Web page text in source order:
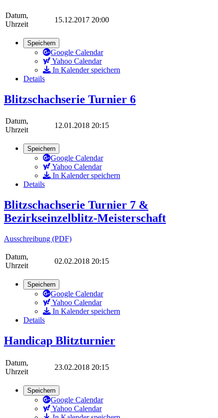
Datum,
Uhrzeit
15.12.2017 20:00
Speichern
Google Calendar
Yahoo Calendar
In Kalender speichern
Details
Blitzschachserie Turnier 6
Datum,
Uhrzeit
12.01.2018 20:15
Speichern
Google Calendar
Yahoo Calendar
In Kalender speichern
Details
Blitzschachserie Turnier 7 &
Bezirkseinzelblitz-Meisterschaft
Ausschreibung (PDF)
Datum,
Uhrzeit
02.02.2018 20:15
Speichern
Google Calendar
Yahoo Calendar
In Kalender speichern
Details
Handicap Blitzturnier
Datum,
Uhrzeit
23.02.2018 20:15
Speichern
Google Calendar
Yahoo Calendar